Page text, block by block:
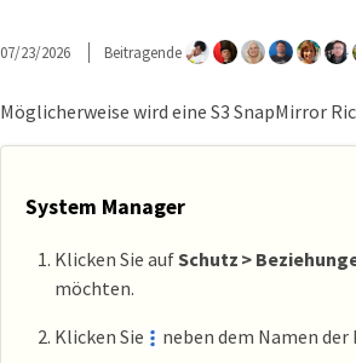
07/23/2026 Beitragende
Möglicherweise wird eine S3 SnapMirror
System Manager
Klicken Sie aufSchutz >
möchten.
Klicken Sie
neben dem Namen